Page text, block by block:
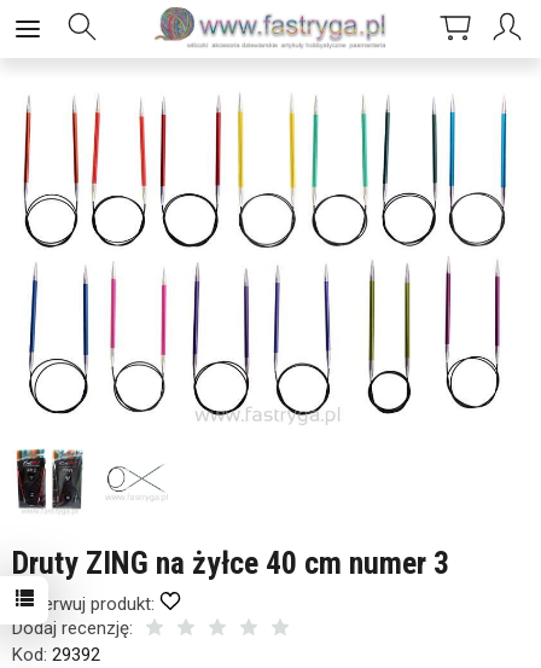
Druty ZING na żyłce 40 cm numer 3
Obserwuj produkt:
Dodaj recenzję:
Kod: 29392